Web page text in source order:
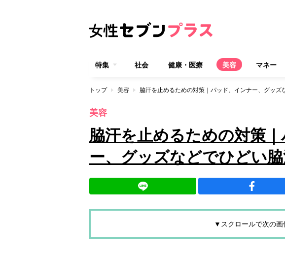
特集 社会 健康・医療 美容 マネー
トップ 美容 脇汗を止めるための対策｜パッド、インナー、グッズ
美容
脇汗を止めるための対策
ー、グッズなどでひどい脇
▼スクロールで次の画